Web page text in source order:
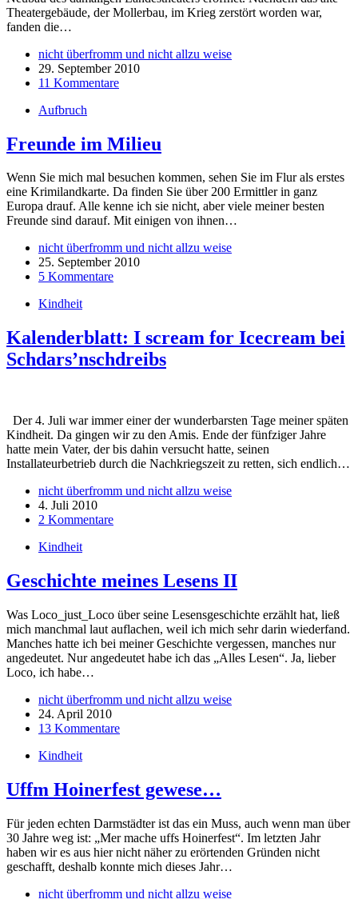
Theatergebäude, der Mollerbau, im Krieg zerstört worden war,
fanden die…
nicht überfromm und nicht allzu weise
29. September 2010
11 Kommentare
Aufbruch
Freunde im Milieu
Wenn Sie mich mal besuchen kommen, sehen Sie im Flur als erstes
eine Krimilandkarte. Da finden Sie über 200 Ermittler in ganz
Europa drauf. Alle kenne ich sie nicht, aber viele meiner besten
Freunde sind darauf. Mit einigen von ihnen…
nicht überfromm und nicht allzu weise
25. September 2010
5 Kommentare
Kindheit
Kalenderblatt: I scream for Icecream bei
Schdars’nschdreibs
Der 4. Juli war immer einer der wunderbarsten Tage meiner späten
Kindheit. Da gingen wir zu den Amis. Ende der fünfziger Jahre
hatte mein Vater, der bis dahin versucht hatte, seinen
Installateurbetrieb durch die Nachkriegszeit zu retten, sich endlich…
nicht überfromm und nicht allzu weise
4. Juli 2010
2 Kommentare
Kindheit
Geschichte meines Lesens II
Was Loco_just_Loco über seine Lesensgeschichte erzählt hat, ließ
mich manchmal laut auflachen, weil ich mich sehr darin wiederfand.
Manches hatte ich bei meiner Geschichte vergessen, manches nur
angedeutet. Nur angedeutet habe ich das „Alles Lesen“. Ja, lieber
Loco, ich habe…
nicht überfromm und nicht allzu weise
24. April 2010
13 Kommentare
Kindheit
Uffm Hoinerfest gewese…
Für jeden echten Darmstädter ist das ein Muss, auch wenn man über
30 Jahre weg ist: „Mer mache uffs Hoinerfest“. Im letzten Jahr
haben wir es aus hier nicht näher zu erörtenden Gründen nicht
geschafft, deshalb konnte mich dieses Jahr…
nicht überfromm und nicht allzu weise